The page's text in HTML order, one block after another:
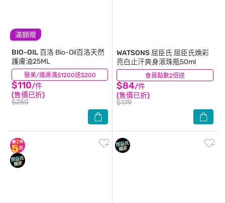
滿額贈
醫美/護膚滿$1200送$200
BIO-OIL 百洛 Bio-Oil百洛天然
護膚油25ML
$110/件
(售價已折)
$250
(4) 會員點數2倍送
WATSONS 屈臣氏 屈臣氏煥彩
亮白止汗爽身滾珠瓶50ml
$84/件
(售價已折)
$179
(5)